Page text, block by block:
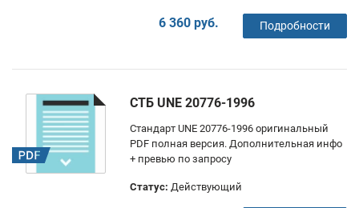
6 360 руб. Подробности
СТБ UNE 20776-1996
Стандарт UNE 20776-1996 оригинальный
PDF полная версия. Дополнительная инфо
+ превью по запросу
Статус: Действующий